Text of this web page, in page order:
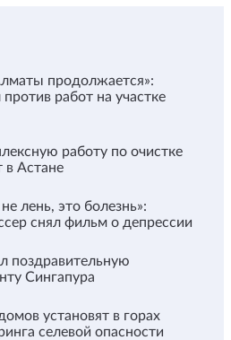
продолжается»:
работ на участке
работу по очистке
в Астане
лень, это болезнь»:
снял фильм о депрессии
поздравительную
Сингапура
установят в горах
селевой опасности